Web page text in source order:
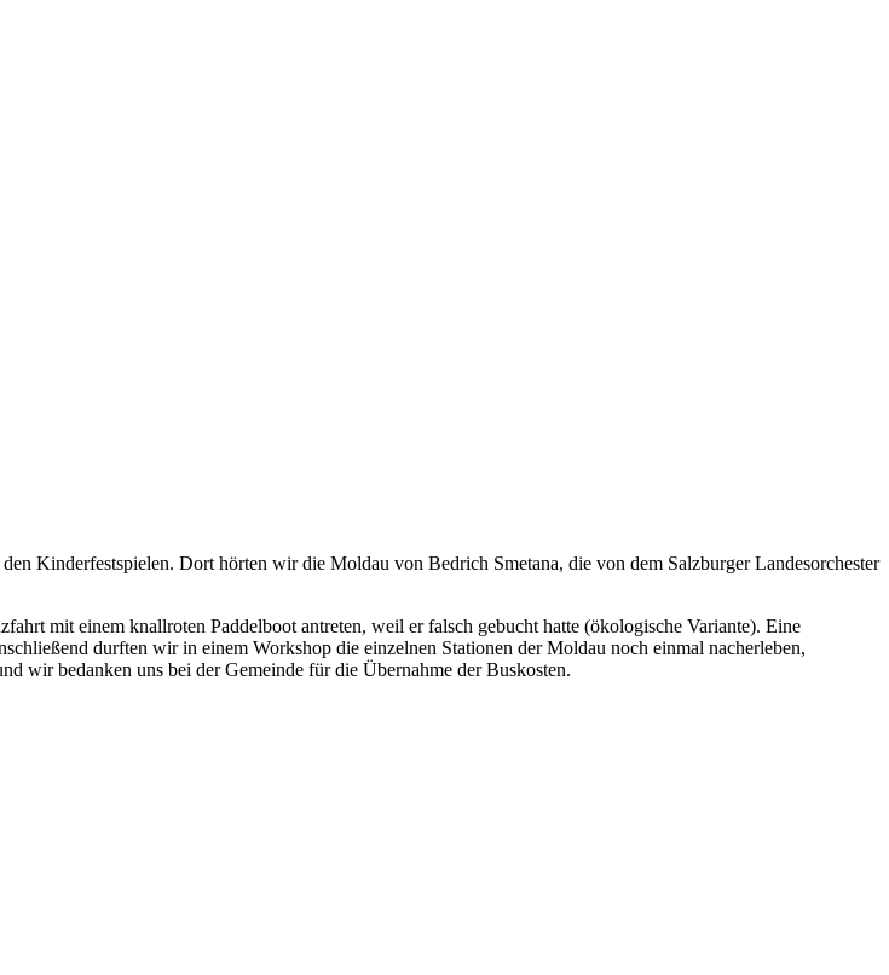
Kinderfestspielen. Dort hörten wir die Moldau von Bedrich Smetana, die von dem Salzburger Landesorchester
mit einem knallroten Paddelboot antreten, weil er falsch gebucht hatte (ökologische Variante). Eine
durften wir in einem Workshop die einzelnen Stationen der Moldau noch einmal nacherleben,
wir bedanken uns bei der Gemeinde für die Übernahme der Buskosten.